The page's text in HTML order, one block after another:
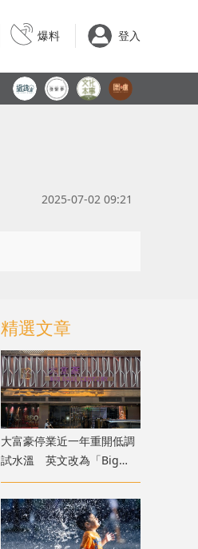
爆料 登入
2025-07-02 09:21
精選文章
大富豪停業近一年重開低調
試水溫 英文改為「Big
Boss Century」